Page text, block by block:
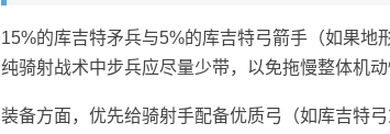
15%的库吉特矛兵与5%的库吉特弓箭手（如果地
纯骑射战术中步兵应尽量少带，以免拖慢整体机动
装备方面，优先给骑射手配备优质弓（如库吉特